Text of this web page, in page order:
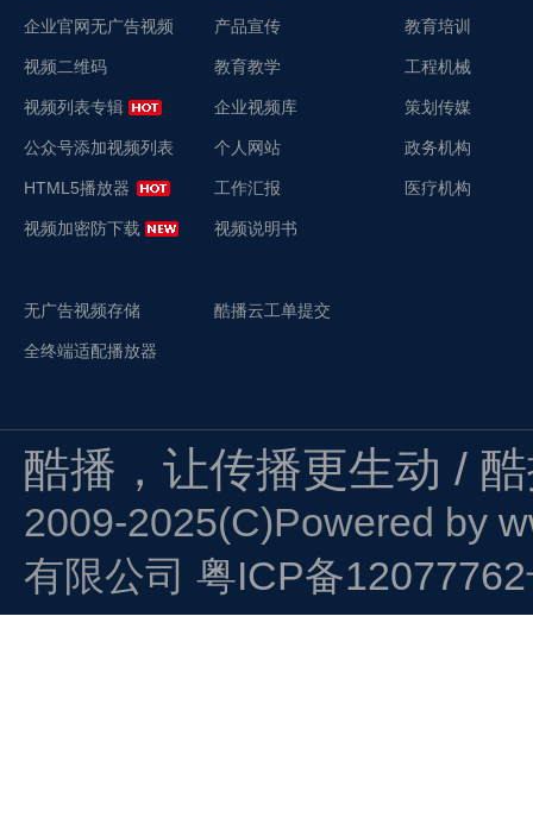
企业官网无广告视频
视频二维码
视频列表专辑
公众号添加视频列表
HTML5播放器
视频加密防下载
无广告视频存储
全终端适配播放器
产品宣传
教育教学
企业视频库
个人网站
工作汇报
视频说明书
酷播云工单提交
教育培训
工程机械
策划传媒
政务机构
医疗机构
酷播，让传播更生动 /
2009-2025(C)Powered by
有限公司 粤ICP备